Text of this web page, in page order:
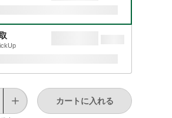
カートに入れる